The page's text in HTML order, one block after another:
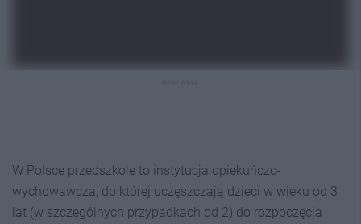
W Polsce przedszkole to instytucja opiekuńczo-
wychowawcza, do której uczęszczają dzieci w wieku od 3
lat (w szczególnych przypadkach od 2) do rozpoczęcia